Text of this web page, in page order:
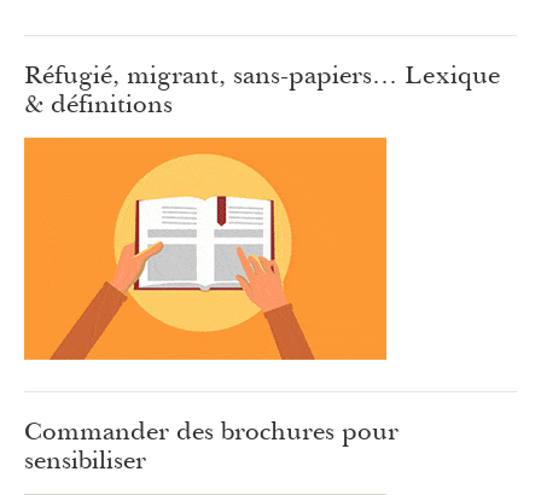
Réfugié, migrant, sans-papiers… Lexique
& définitions
Commander des brochures pour
sensibiliser